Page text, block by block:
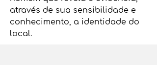
através de sua sensibilidade e
conhecimento, a identidade do
local.